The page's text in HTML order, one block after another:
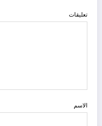
تعليقات
الاسم